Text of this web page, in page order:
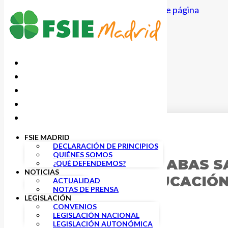
Saltar al contenido principal Saltar al pie de página
FSIE MADRID
DECLARACIÓN DE PRINCIPIOS
QUIÉNES SOMOS
¿QUÉ DEFENDEMOS?
NOTICIAS
ACTUALIDAD
NOTAS DE PRENSA
LEGISLACIÓN
CONVENIOS
LEGISLACIÓN NACIONAL
LEGISLACIÓN AUTONÓMICA
30 SEPTIEMBRE, 2019
FIRMADAS LAS TABAS
CENTROS DE